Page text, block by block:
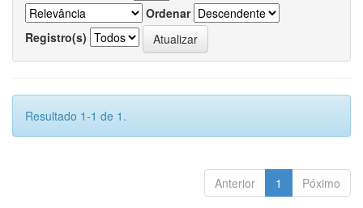
Ordenar
Registro(s)
Resultado 1-1 de 1.
Anterior 1 Póximo